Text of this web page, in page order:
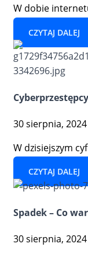
W dobie
CZYTAJ DALEJ
30 sierpnia, 2024
W dzisiejszym
CZYTAJ DALEJ
Spadek – Co
30 sierpnia, 2024